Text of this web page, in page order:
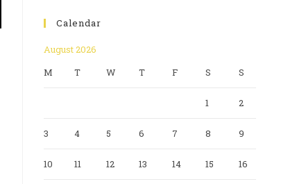
Calendar
August 2026
M
T W T F S S
1 2
3 4 5 6 7 8 9
10 11 12 13 14 15 16